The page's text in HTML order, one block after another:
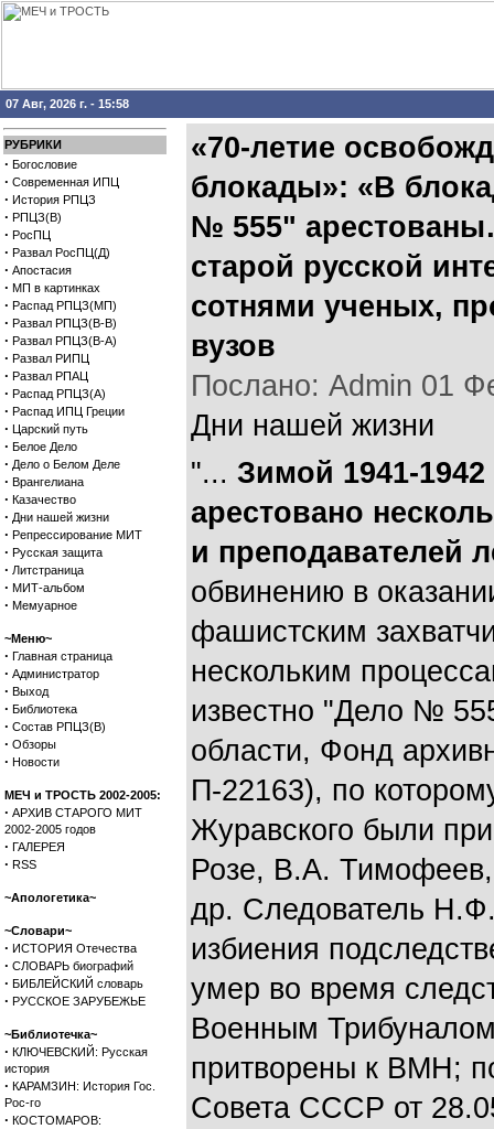
07 Авг, 2026 г. - 15:58
РУБРИКИ
· Богословие
· Современная ИПЦ
· История РПЦЗ
· РПЦЗ(В)
· РосПЦ
· Развал РосПЦ(Д)
· Апостасия
· МП в картинках
· Распад РПЦЗ(МП)
· Развал РПЦЗ(В-В)
· Развал РПЦЗ(В-А)
· Развал РИПЦ
· Развал РПАЦ
· Распад РПЦЗ(А)
· Распад ИПЦ Греции
· Царский путь
· Белое Дело
· Дело о Белом Деле
· Врангелиана
· Казачество
· Дни нашей жизни
· Репрессирование МИТ
· Русская защита
· Литстраница
· МИТ-альбом
· Мемуарное
~Меню~
· Главная страница
· Администратор
· Выход
· Библиотека
· Состав РПЦЗ(В)
· Обзоры
· Новости
МЕЧ и ТРОСТЬ 2002-2005:
· АРХИВ СТАРОГО МИТ
2002-2005 годов
· ГАЛЕРЕЯ
· RSS
~Апологетика~
~Словари~
· ИСТОРИЯ Отечества
· СЛОВАРЬ биографий
· БИБЛЕЙСКИЙ словарь
· РУССКОЕ ЗАРУБЕЖЬЕ
~Библиотечка~
· КЛЮЧЕВСКИЙ: Русская
история
· КАРАМЗИН: История Гос.
Рос-го
· КОСТОМАРОВ:
«70-летие
блокады»: «В
№ 555"
старой русской
сотнями ученых,
вузов
Послано: Admin 01
Дни нашей жизни
"... Зимой 1941-
арестовано
и преподавателей
обвинению в
фашистским
нескольким
известно "Дело №
области, Фонд
П-22163), по
Журавского были
Розе, В.А. Тимофеев,
др. Следователь
избиения
умер во время
Военным
притворены к ВМН;
Совета СССР от